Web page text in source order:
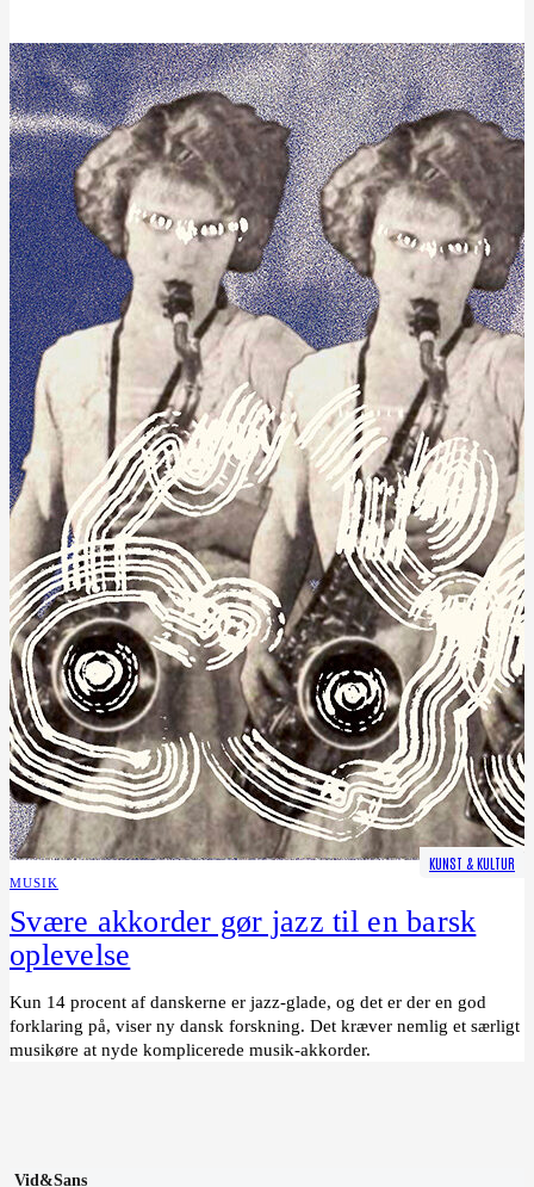
KUNST & KULTUR
MUSIK
Svære akkorder gør jazz til en barsk
oplevelse
Kun 14 procent af danskerne er jazz-glade, og det er der en god
forklaring på, viser ny dansk forskning. Det kræver nemlig et særligt
musikøre at nyde komplicerede musik-akkorder.
Vid&Sans